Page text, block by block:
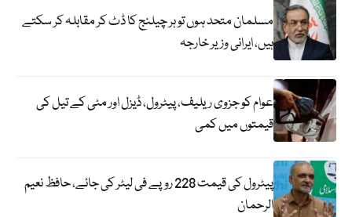
مسلمان متحد ہوں تو ہر چیلنج کا ڈٹ کر مقابلہ کر سکتے
ہیں، ایرانی وزیر خارجہ
عوام کو جزوی ریلیف، پیٹرول، ڈیزل اور مٹی کے تیل کی
قیمتوں میں کمی
پیٹرول کی قیمت 228 روپے فی لیٹر کی جائے، حافظ نعیم
الرحمان